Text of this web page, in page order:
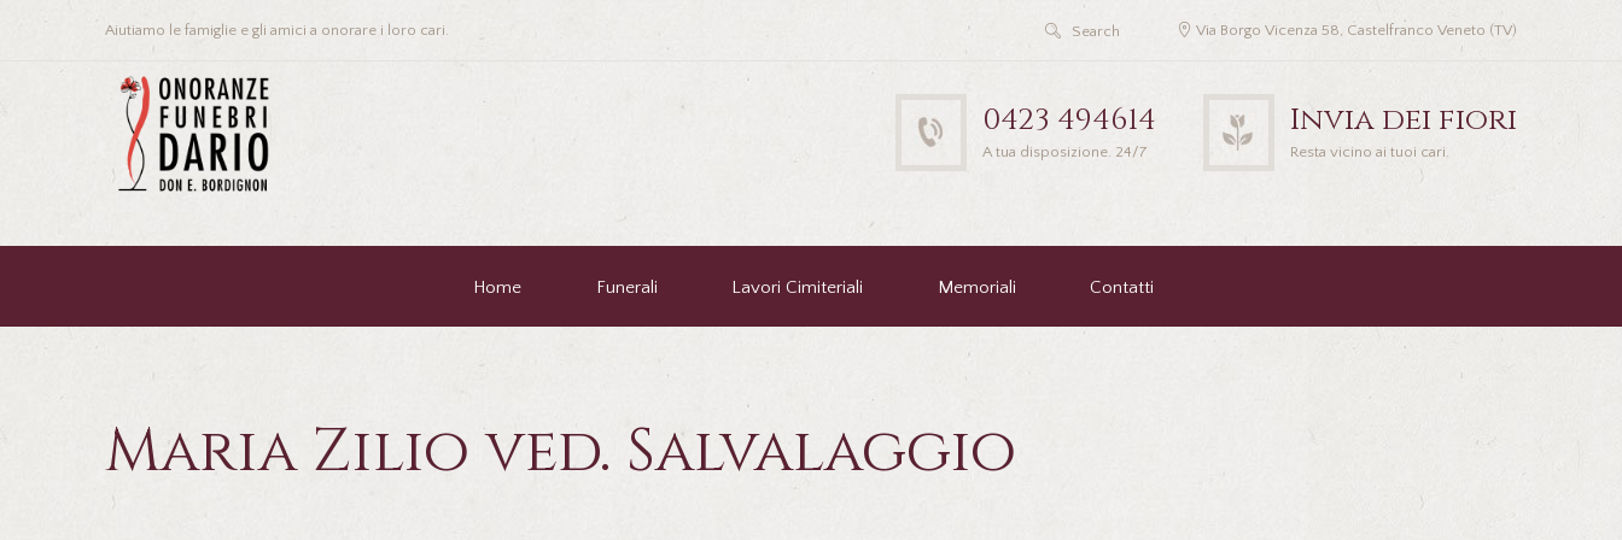
Aiutiamo le famiglie e gli amici a onorare i loro cari. Via Borgo Vicenza 58, Castelfranco Veneto (TV)
0423 494614
A tua disposizione. 24/7
Invia dei fiori
Resta vicino ai tuoi cari.
Home Funerali Lavori Cimiteriali Memoriali Contatti
Maria Zilio ved. Salvalaggio